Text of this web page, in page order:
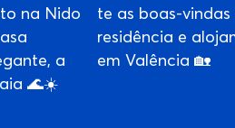
na Nido
a
🌊☀️
te as boas-
residência e
em Valência 🏡